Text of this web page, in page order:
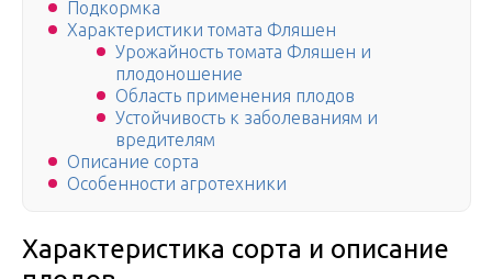
Подкормка
Характеристики томата Фляшен
Урожайность томата Фляшен и
плодоношение
Область применения плодов
Устойчивость к заболеваниям и
вредителям
Описание сорта
Особенности агротехники
Характеристика сорта и описание